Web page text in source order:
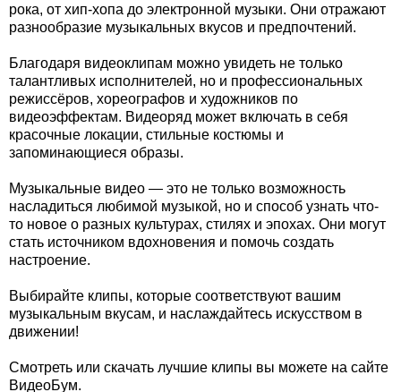
рока, от хип-хопа до электронной музыки. Они отражают
разнообразие музыкальных вкусов и предпочтений.
Благодаря видеоклипам можно увидеть не только
талантливых исполнителей, но и профессиональных
режиссёров, хореографов и художников по
видеоэффектам. Видеоряд может включать в себя
красочные локации, стильные костюмы и
запоминающиеся образы.
Музыкальные видео — это не только возможность
насладиться любимой музыкой, но и способ узнать что-
то новое о разных культурах, стилях и эпохах. Они могут
стать источником вдохновения и помочь создать
настроение.
Выбирайте клипы, которые соответствуют вашим
музыкальным вкусам, и наслаждайтесь искусством в
движении!
Смотреть или скачать лучшие клипы вы можете на сайте
ВидеоБум.